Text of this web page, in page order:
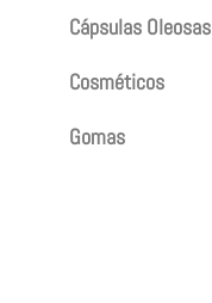
Cápsulas Oleosas
Cosméticos
Gomas